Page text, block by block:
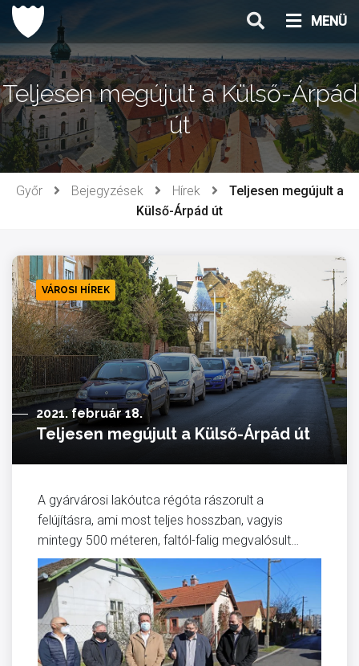
Ugrás
tartalomhoz
MENÜ
Teljesen megújult a Külső-Árpád
út
Győr Bejegyzések Hírek
Teljesen megújult a
Külső-Árpád út
VÁROSI HÍREK
2021. február 18.
Teljesen megújult a Külső-Árpád út
A gyárvárosi lakóutca régóta rászorult a
felújításra, ami most teljes hosszban, vagyis
mintegy 500 méteren, faltól-falig megvalósult…